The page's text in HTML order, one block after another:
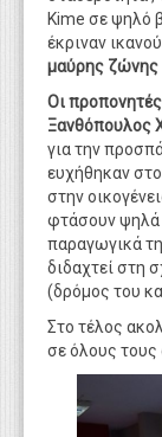
Kime σε ψηλό
έκριναν
μαύρης ζώνης
Οι
Ξανθόπουλος
για την
ευχήθηκαν
στην
φτάσουν ψηλά
παραγωγικά
διδαχτεί στη
(δρόμος του
Στο τέλος
σε όλους τους